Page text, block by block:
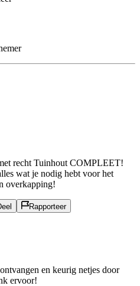
recht Tuinhout COMPLEET!
wat je nodig hebt voor het
overkapping!
Rapporteer
en keurig netjes door
ervoor!